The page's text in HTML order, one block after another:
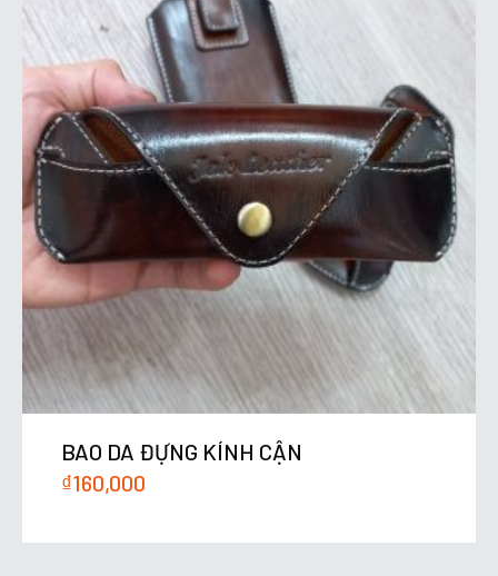
BAO DA ĐỰNG KÍNH CẬN
₫160,000